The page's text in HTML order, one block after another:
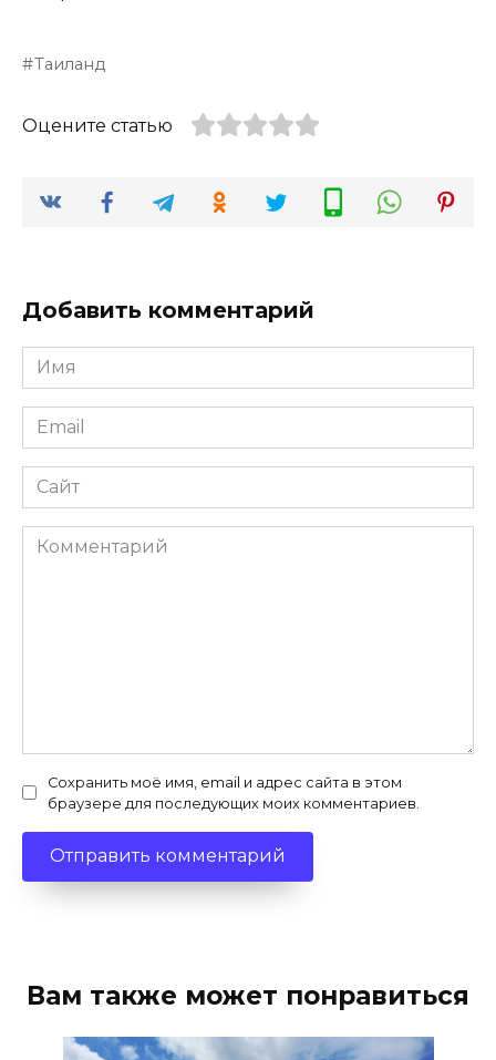
Таиланд
Оцените статью
Добавить комментарий
Имя
*
Email
*
Сайт
Комментарий
Сохранить моё имя, email и адрес сайта в этом
браузере для последующих моих комментариев.
Вам также может понравиться